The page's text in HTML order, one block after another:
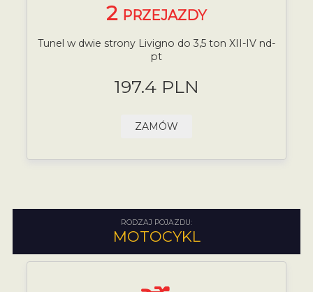
2 PRZEJAZDY
Tunel w dwie strony Livigno do 3,5 ton XII-IV nd-
pt
197.4 PLN
ZAMÓW
RODZAJ POJAZDU:
MOTOCYKL